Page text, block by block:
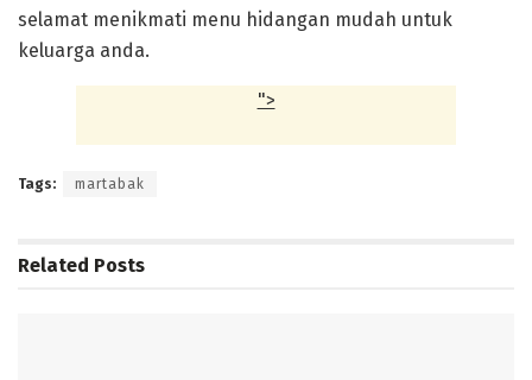
selamat menikmati menu hidangan mudah untuk
keluarga anda.
">
Tags: martabak
Related Posts